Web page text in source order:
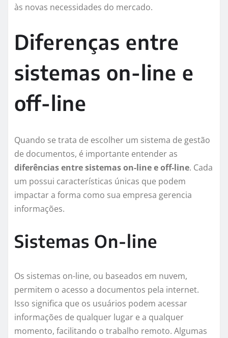
às novas necessidades do mercado.
Diferenças entre
sistemas on-line e
off-line
Quando se trata de escolher um sistema de gestão
de documentos, é importante entender as
diferências entre sistemas on-line e off-line. Cada
um possui características únicas que podem
impactar a forma como sua empresa gerencia
informações.
Sistemas On-line
Os sistemas on-line, ou baseados em nuvem,
permitem o acesso a documentos pela internet.
Isso significa que os usuários podem acessar
informações de qualquer lugar e a qualquer
momento, facilitando o trabalho remoto. Algumas